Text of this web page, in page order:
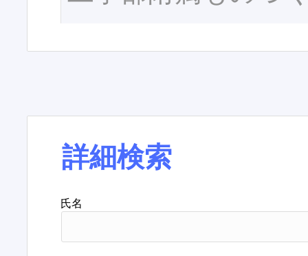
詳細検索
氏名